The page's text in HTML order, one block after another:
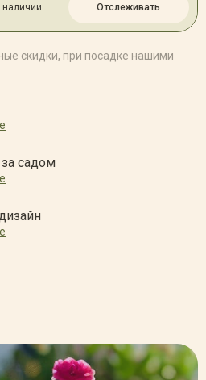
наличии Отслеживать
скидки, при посадке нашими
садом